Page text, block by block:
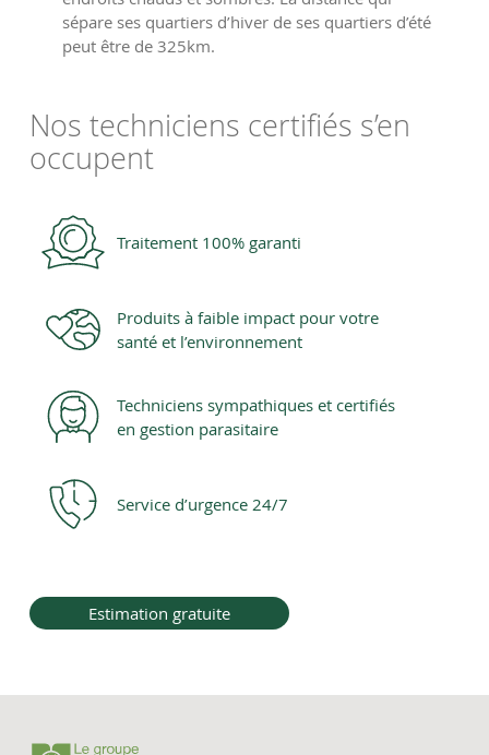
sépare ses quartiers d’hiver de ses quartiers d’été
peut être de 325km.
Nos techniciens certifiés s’en
occupent
Traitement 100% garanti
Produits à faible impact pour votre
santé et l’environnement
Techniciens sympathiques et certifiés
en gestion parasitaire
Service d’urgence 24/7
Estimation gratuite